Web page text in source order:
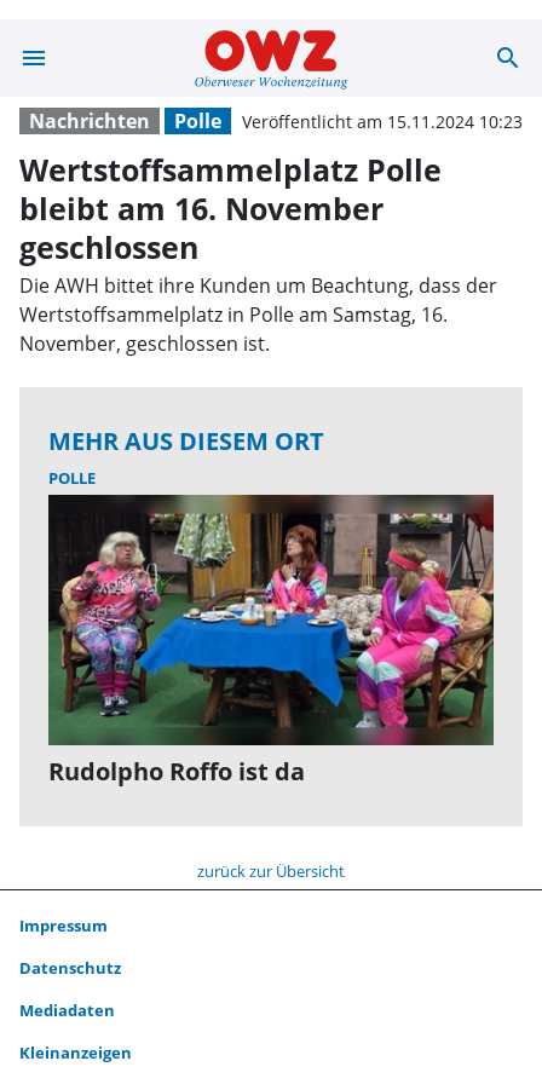
menu search
Nachrichten Polle Veröffentlicht am 15.11.2024 10:23
Wertstoffsammelplatz Polle
bleibt am 16. November
geschlossen
Die AWH bittet ihre Kunden um Beachtung, dass der
Wertstoffsammelplatz in Polle am Samstag, 16.
November, geschlossen ist.
MEHR AUS DIESEM ORT
POLLE
Rudolpho Roffo ist da
zurück zur Übersicht
Impressum
Datenschutz
Mediadaten
Kleinanzeigen